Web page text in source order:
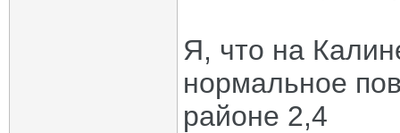
Я, что на
нормальное
районе 2,4